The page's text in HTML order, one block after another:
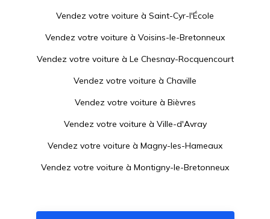
Vendez votre voiture à Saint-Cyr-l'École
Vendez votre voiture à Voisins-le-Bretonneux
Vendez votre voiture à Le Chesnay-Rocquencourt
Vendez votre voiture à Chaville
Vendez votre voiture à Bièvres
Vendez votre voiture à Ville-d'Avray
Vendez votre voiture à Magny-les-Hameaux
Vendez votre voiture à Montigny-le-Bretonneux
Vendez votre voiture àVaucresson